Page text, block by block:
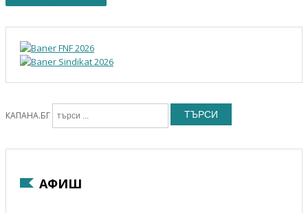
КАПАНА.БГ ТЪРСИ
АФИШ